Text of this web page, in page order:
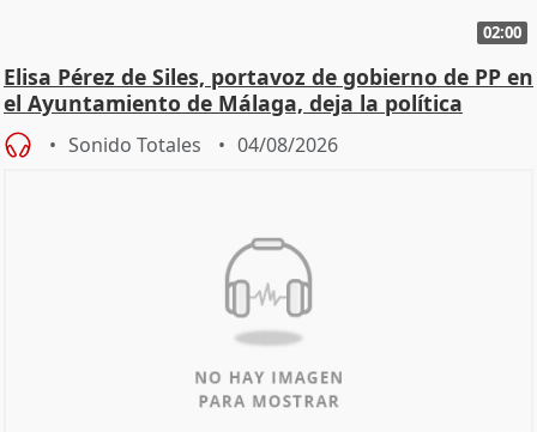
02:00
Elisa Pérez de Siles, portavoz de gobierno de PP en
el Ayuntamiento de Málaga, deja la política
Sonido Totales 04/08/2026